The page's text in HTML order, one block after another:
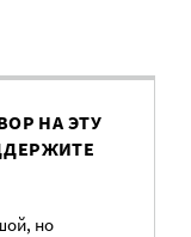
НА ЭТУ
но